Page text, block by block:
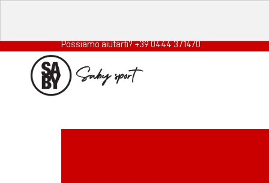
Possiamo aiutarti? +39 0444 371470